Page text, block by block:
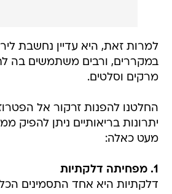
למרות זאת, היא עדיין נחשבת
במקררים, ורבים משתמשים בה
מרקים וסלטים.
החלטנו להפנות זרקור אל
יתרונות בריאותיים ניתן להפיק
מעט כאלה:
1. מפחיתה דלקתיות
דלקתיות היא אחד התסמינים